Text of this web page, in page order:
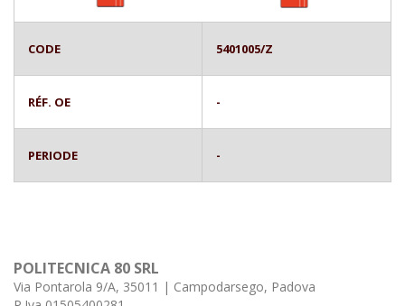
CODE 5401005/Z
RÉF. OE -
PERIODE -
POLITECNICA 80 SRL
Via Pontarola 9/A, 35011 | Campodarsego, Padova